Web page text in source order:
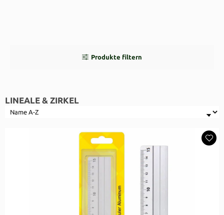
Produkte filtern
LINEALE & ZIRKEL